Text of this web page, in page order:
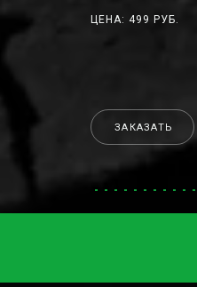
ЦЕНА: 499 РУБ.
ЗАКАЗАТЬ